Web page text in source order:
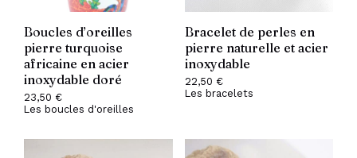
Boucles d’oreilles
pierre turquoise
africaine en acier
inoxydable doré
23,50 €
Les boucles d'oreilles
Bracelet de perles en
pierre naturelle et acier
inoxydable
22,50 €
Les bracelets